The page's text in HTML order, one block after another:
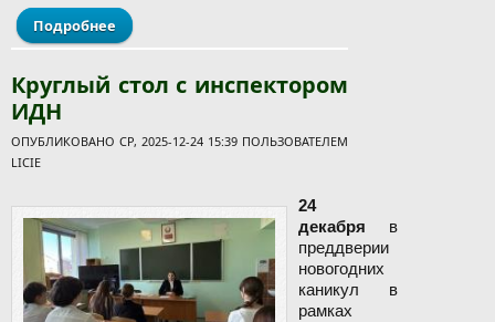
Подробнее о Поздравляем победителей второго этапа
республиканской олимпиады по учебным
Круглый стол с инспектором
ИДН
ОПУБЛИКОВАНО СР, 2025-12-24 15:39 ПОЛЬЗОВАТЕЛЕМ
LICIE
24
декабря в
преддверии
новогодних
каникул в
рамках